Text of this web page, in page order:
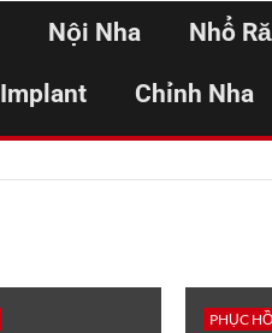
Nội Nha Nhổ
Implant Chỉnh Nha
PHỤC